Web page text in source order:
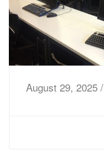
August 29, 2025 /